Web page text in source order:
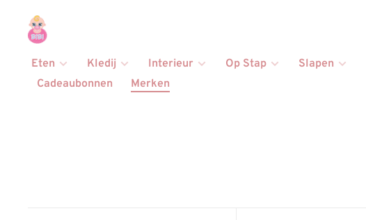
Eten Kledij Interieur Op Stap Slapen
Cadeaubonnen
Merken